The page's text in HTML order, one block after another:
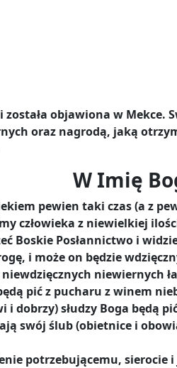
została objawiona w Mekce.
oraz nagrodą, jaką
W Imię
pewien taki czas (a z
człowieka z niewielkiej
Boskie Posłannictwo i
i może on będzie
niewiernych
pić z pucharu z winem
i dobrzy) słudzy Boga będą
swój ślub (obietnice i
potrzebującemu,